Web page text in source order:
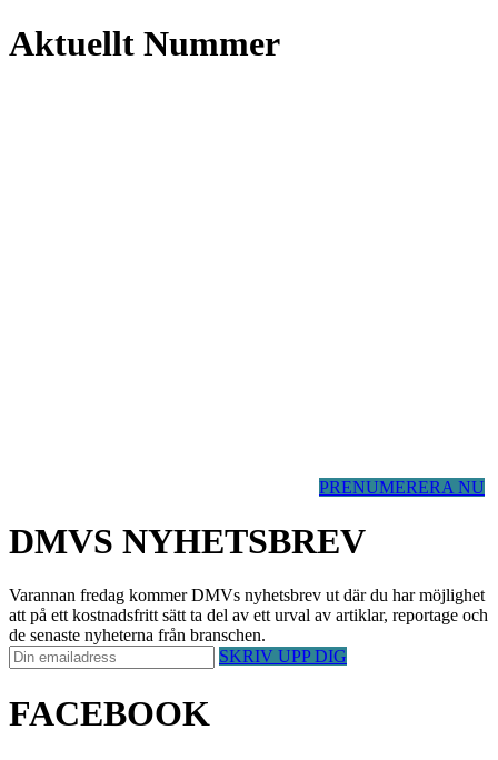
Aktuellt Nummer
PRENUMERERA NU
DMVS NYHETSBREV
Varannan fredag kommer DMVs nyhetsbrev ut där du har möjlighet
att på ett kostnadsfritt sätt ta del av ett urval av artiklar, reportage och
de senaste nyheterna från branschen.
SKRIV UPP DIG
FACEBOOK